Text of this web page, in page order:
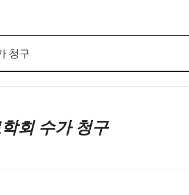
청구
회 수가 청구